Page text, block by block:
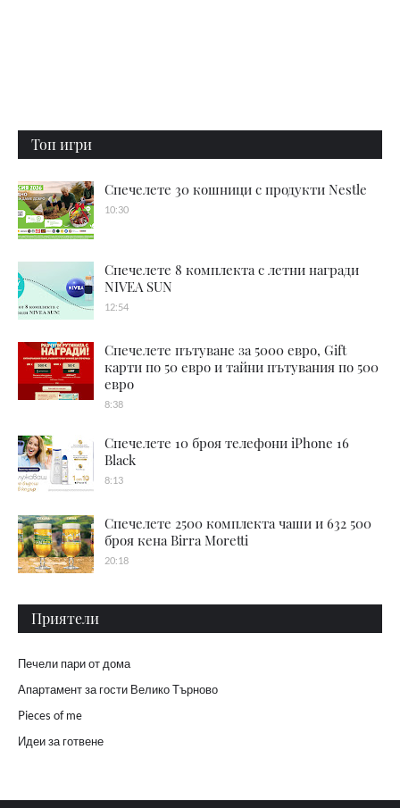
Топ игри
Спечелете 30 кошници с продукти Nestle
10:30
Спечелете 8 комплекта с летни награди
NIVEA SUN
12:54
Спечелете пътуване за 5000 евро, Gift
карти по 50 евро и тайни пътувания по 500
евро
8:38
Спечелете 10 броя телефони iPhone 16
Black
8:13
Спечелете 2500 комплекта чаши и 632 500
броя кена Birra Moretti
20:18
Приятели
Печели пари от дома
Апартамент за гости Велико Търново
Pieces of me
Идеи за готвене